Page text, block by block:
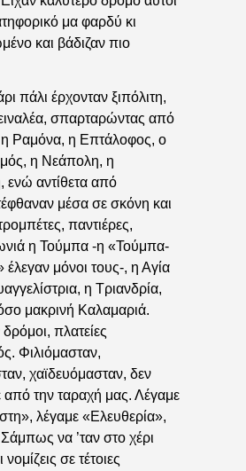
μα φαρδύ κι
και βάδιζαν πιο
πάλι έρχονταν ξιπόλιτη,
σπαρταρώντας από
Ραμόνα, η Επτάλοφος, ο
η Νεάπολη, η
ενώ αντίθετα από
μέσα σε σκόνη και
παντιέρες,
η Τούμπα -η «Τούμπα-
έλεγαν μόνοι τους-, η Αγία
η Τριανδρία,
μακρινή Καλαμαριά.
πλατείες
Φιλιόμασταν,
χαϊδευόμασταν, δεν
από την ταραχή μας. Λέγαμε
λέγαμε «Ελευθερία»,
να ’ταν στο χέρι
σε τέτοιες